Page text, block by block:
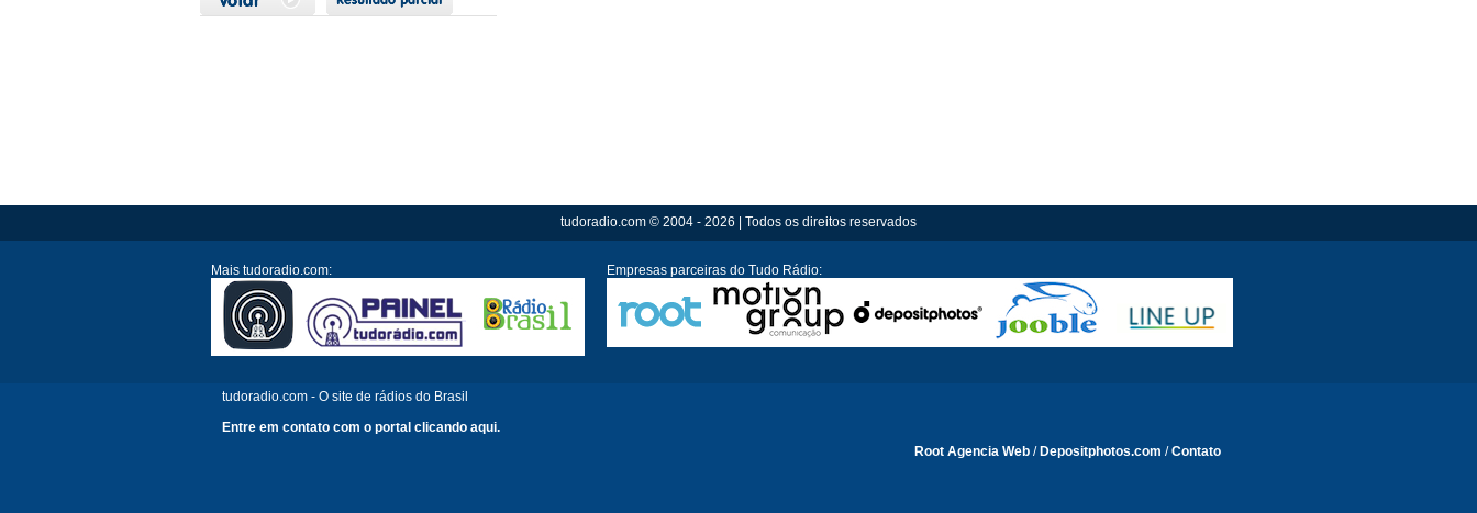
tudoradio.com © 2004 - 2026 | Todos os direitos reservados
Mais tudoradio.com: Empresas parceiras do Tudo Rádio:
tudoradio.com - O site de rádios do Brasil
Entre em contato com o portal clicando aqui.
Root Agencia Web / Depositphotos.com /Contato